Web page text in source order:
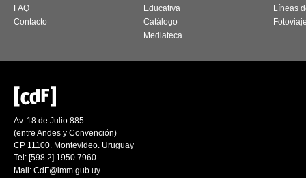
FAQ
Contacto
Educativa
Catálogo
Mediateca
Líneas
Av. 18 de Julio 885
(entre Andes y Convención)
CP 11100. Montevideo. Uruguay
Tel: [598 2] 1950 7960
Mail: CdF@imm.gub.uy